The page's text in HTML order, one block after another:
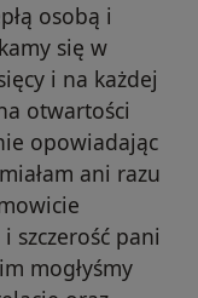
osobą i
się w
i na każdej
otwartości
opowiadając
ani razu
szczerość pani
mogłyśmy